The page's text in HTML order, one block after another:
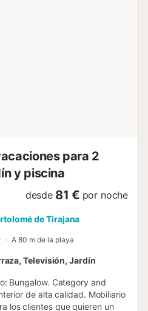
para 2
y piscina
desde 81 € por noche
de Tirajana
A 80 m de la playa
Televisión, Jardín
Bungalow. Category and
de alta calidad. Mobiliario
los clientes que quieren un